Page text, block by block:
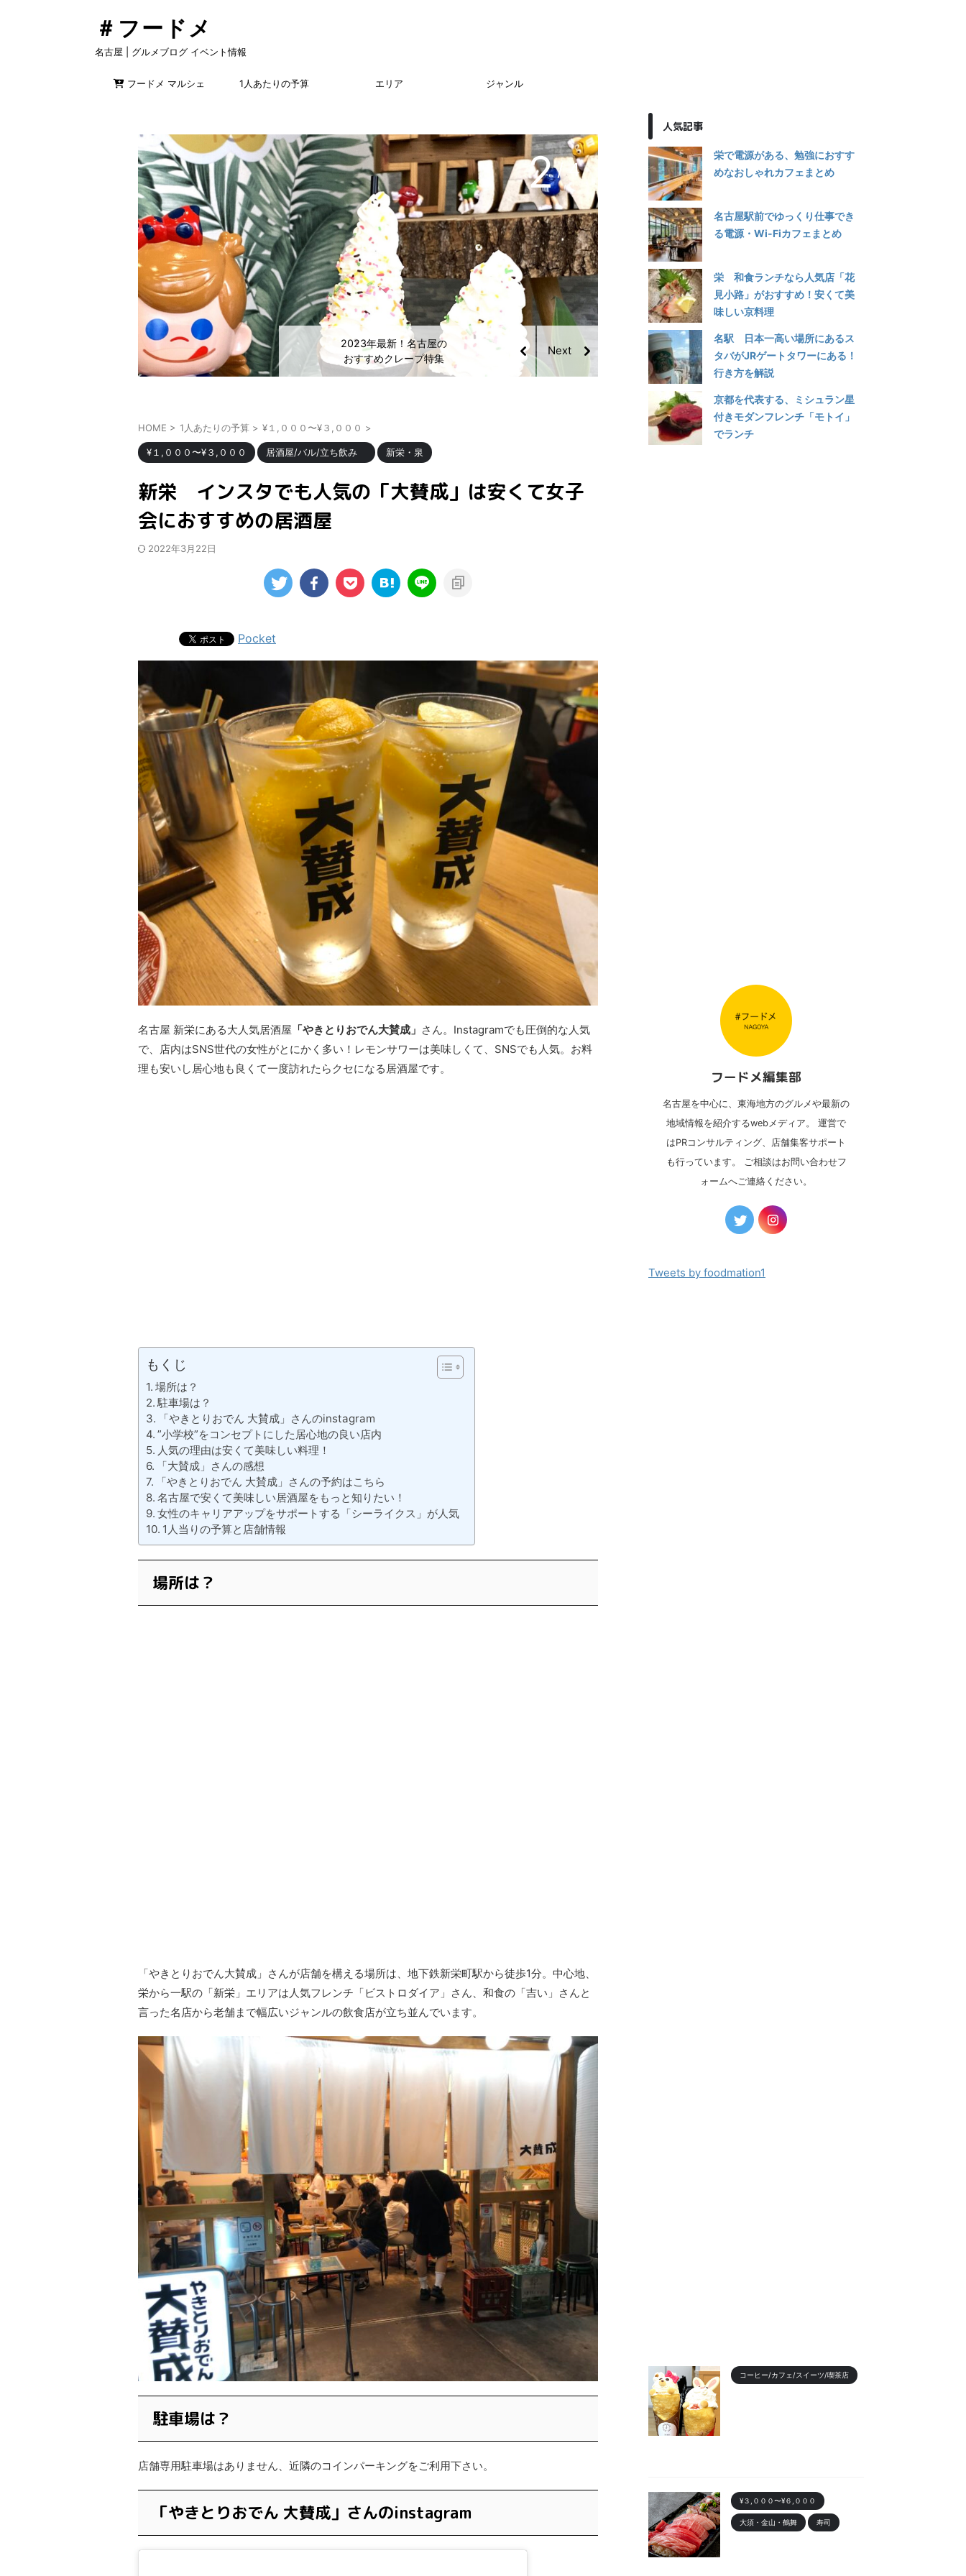
＃フードメ
名古屋 | グルメブログ イベント情報
フードメ マルシェ 1人あたりの予算 エリア ジャンル
名古屋のおすすめモーニ
ングランキング！小倉ト
ーストや人気店
3/ 4
HOME > 1人あたりの予算 > ¥１,０００〜¥３,０００ >
¥１,０００〜¥３,０００ 居酒屋/バル/立ち飲み 新栄・泉
新栄 インスタでも人気の「大賛成」は安くて女子
会におすすめの居酒屋
2022年3月22日
Pocket
名古屋 新栄にある大人気居酒屋 「やきとりおでん大賛成」 さん。Instagramでも圧倒的な人気
で、店内はSNS世代の女性がとにかく多い！レモンサワーは美味しくて、SNSでも人気。お料
理も安いし居心地も良くて一度訪れたらクセになる居酒屋です。
もくじ
場所は？
駐車場は？
「やきとりおでん 大賛成」さんのinstagram
”小学校”をコンセプトにした居心地の良い店内
人気の理由は安くて美味しい料理！
「大賛成」さんの感想
「やきとりおでん 大賛成」さんの予約はこちら
名古屋で安くて美味しい居酒屋をもっと知りたい！
女性のキャリアアップをサポートする「シーライクス」が人気
1人当りの予算と店舗情報
場所は？
「やきとりおでん大賛成」さんが店舗を構える場所は、地下鉄新栄町駅から徒歩1分。中心地、
栄から一駅の「新栄」エリアは人気フレンチ「ビストロダイア」さん、和食の「吉い」さんと
言った名店から老舗まで幅広いジャンルの飲食店が立ち並んでいます。
駐車場は？
店舗専用駐車場はありません、近隣のコインパーキングをご利用下さい。
「やきとりおでん 大賛成」さんのinstagram
人気記事
栄で電源がある、勉強におすす
めなおしゃれカフェまとめ
名古屋駅前でゆっくり仕事でき
る電源・Wi-Fiカフェまとめ
栄 和食ランチなら人気店「花
見小路」がおすすめ！安くて美
味しい京料理
名駅 日本一高い場所にあるス
タバがJRゲートタワーにある！
行き方を解説
京都を代表する、ミシュラン星
付きモダンフレンチ「モトイ」
でランチ
フードメ編集部
名古屋を中心に、東海地方のグルメや最新の
地域情報を紹介するwebメディア。 運営で
はPRコンサルティング、店舗集客サポート
も行っています。 ご相談はお問い合わせフ
ォームへご連絡ください。
Tweets by foodmation1
コーヒー/カフェ/スイーツ/喫茶店
¥３,０００〜¥６,０００
大須・金山・鶴舞 寿司